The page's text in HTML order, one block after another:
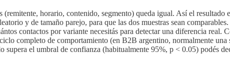
(remitente, horario, contenido, segmento) queda igual. Así el resultado
y de tamaño parejo, para que las dos muestras sean comparables.
contactos por variante necesitás para detectar una diferencia real.
completo de comportamiento (en B2B argentino, normalmente una
supera el umbral de confianza (habitualmente 95%, p < 0.05) podés